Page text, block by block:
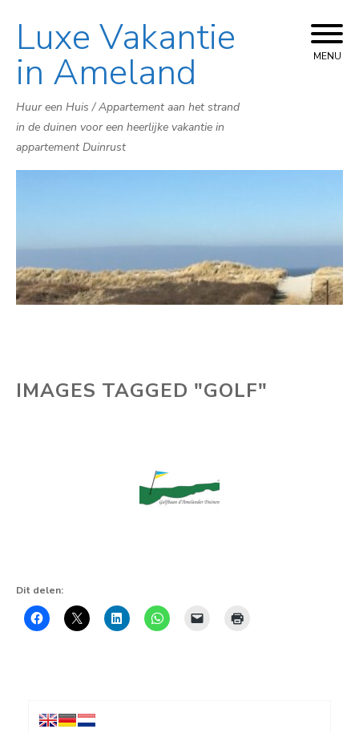
Skip
to
content
Luxe Vakantie
in Ameland
Huur een Huis / Appartement aan het strand
in de duinen voor een heerlijke vakantie in
appartement Duinrust
MENU
IMAGES TAGGED "GOLF"
Dit delen: